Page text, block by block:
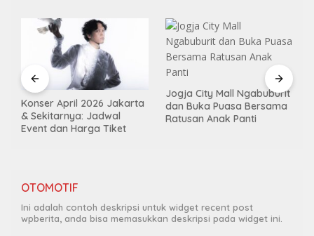
Konser April 2026 Jakarta
& Sekitarnya: Jadwal
Event dan Harga Tiket
Jogja City Mall Ngabuburit
dan Buka Puasa Bersama
Ratusan Anak Panti
OTOMOTIF
Ini adalah contoh deskripsi untuk widget recent post
wpberita, anda bisa memasukkan deskripsi pada widget ini.